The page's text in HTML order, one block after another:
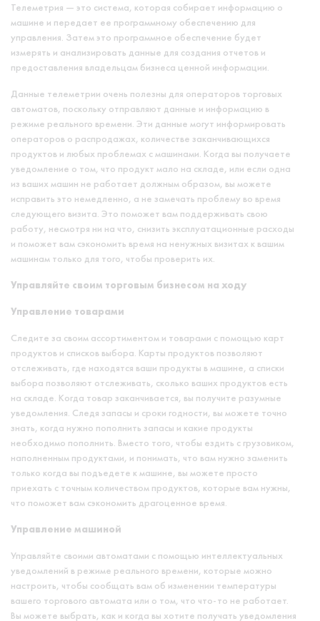
Телеметрия — это система, которая собирает информацию о
машине и передает ее программному обеспечению для
управления. Затем это программное обеспечение будет
измерять и анализировать данные для создания отчетов и
предоставления владельцам бизнеса ценной информации.
Данные телеметрии очень полезны для операторов торговых
автоматов, поскольку отправляют данные и информацию в
режиме реального времени. Эти данные могут информировать
операторов о распродажах, количестве заканчивающихся
продуктов и любых проблемах с машинами. Когда вы получаете
уведомление о том, что продукт мало на складе, или если одна
из ваших машин не работает должным образом, вы можете
исправить это немедленно, а не замечать проблему во время
следующего визита. Это поможет вам поддерживать свою
работу, несмотря ни на что, снизить эксплуатационные расходы
и поможет вам сэкономить время на ненужных визитах к вашим
машинам только для того, чтобы проверить их.
Управляйте своим торговым бизнесом на ходу
Управление товарами
Следите за своим ассортиментом и товарами с помощью карт
продуктов и списков выбора. Карты продуктов позволяют
отслеживать, где находятся ваши продукты в машине, а списки
выбора позволяют отслеживать, сколько ваших продуктов есть
на складе. Когда товар заканчивается, вы получите разумные
уведомления. Следя запасы и сроки годности, вы можете точно
знать, когда нужно пополнить запасы и какие продукты
необходимо пополнить. Вместо того, чтобы ездить с грузовиком,
наполненным продуктами, и понимать, что вам нужно заменить
только когда вы подъедете к машине, вы можете просто
приехать с точным количеством продуктов, которые вам нужны,
что поможет вам сэкономить драгоценное время.
Управление машиной
Управляйте своими автоматами с помощью интеллектуальных
уведомлений в режиме реального времени, которые можно
настроить, чтобы сообщать вам об изменении температуры
вашего торгового автомата или о том, что что-то не работает.
Вы можете выбрать, как и когда вы хотите получать уведомления